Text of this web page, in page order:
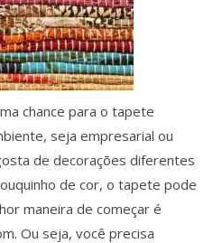
chance para o tapete
seja empresarial ou
de decorações diferentes
de cor, o tapete pode
maneira de começar é
Ou seja, você precisa